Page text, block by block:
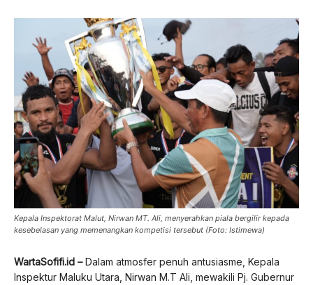
Kepala Inspektorat Malut, Nirwan MT. Ali, menyerahkan piala bergilir kepada
kesebelasan yang memenangkan kompetisi tersebut (Foto: Istimewa)
WartaSofifi.id –Dalam atmosfer penuh antusiasme, Kepala
Inspektur Maluku Utara, Nirwan M.T Ali, mewakili Pj. Gubernur